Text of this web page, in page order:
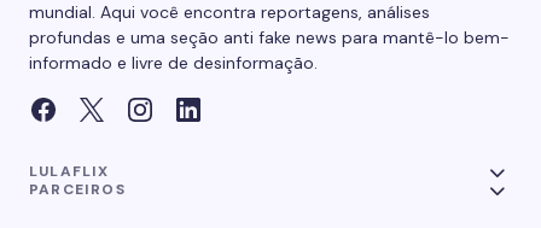
mundial. Aqui você encontra reportagens, análises
profundas e uma seção anti fake news para mantê-lo bem-
informado e livre de desinformação.
LULAFLIX
PARCEIROS